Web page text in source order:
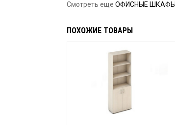
Смотреть еще ОФИСНЫЕ ШКАФЫ
ПОХОЖИЕ ТОВАРЫ